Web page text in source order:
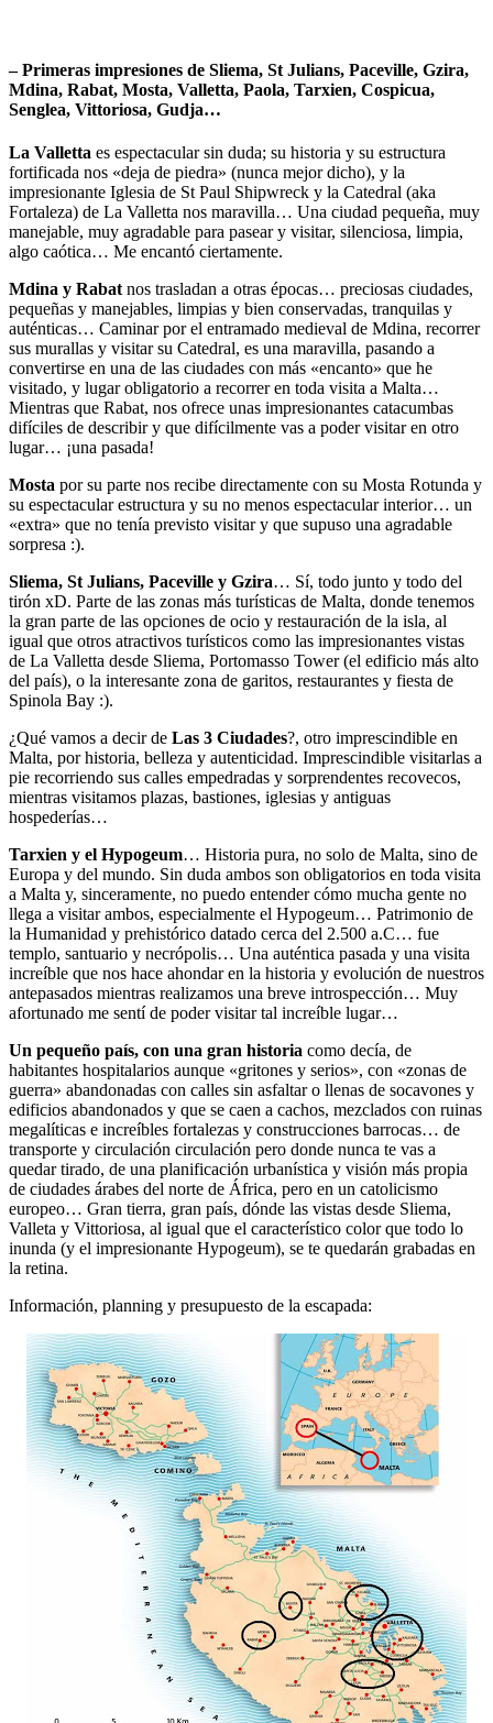
– Primeras impresiones de Sliema, St Julians, Paceville, Gzira,
Mdina, Rabat, Mosta, Valletta, Paola, Tarxien, Cospicua,
Senglea, Vittoriosa, Gudja…
La Valletta es espectacular sin duda; su historia y su estructura
fortificada nos «deja de piedra» (nunca mejor dicho), y la
impresionante Iglesia de St Paul Shipwreck y la Catedral (aka
Fortaleza) de La Valletta nos maravilla… Una ciudad pequeña, muy
manejable, muy agradable para pasear y visitar, silenciosa, limpia,
algo caótica… Me encantó ciertamente.
Mdina y Rabat nos trasladan a otras épocas… preciosas ciudades,
pequeñas y manejables, limpias y bien conservadas, tranquilas y
auténticas… Caminar por el entramado medieval de Mdina, recorrer
sus murallas y visitar su Catedral, es una maravilla, pasando a
convertirse en una de las ciudades con más «encanto» que he
visitado, y lugar obligatorio a recorrer en toda visita a Malta…
Mientras que Rabat, nos ofrece unas impresionantes catacumbas
difíciles de describir y que difícilmente vas a poder visitar en otro
lugar… ¡una pasada!
Mosta por su parte nos recibe directamente con su Mosta Rotunda y
su espectacular estructura y su no menos espectacular interior… un
«extra» que no tenía previsto visitar y que supuso una agradable
sorpresa :).
Sliema, St Julians, Paceville y Gzira… Sí, todo junto y todo del
tirón xD. Parte de las zonas más turísticas de Malta, donde tenemos
la gran parte de las opciones de ocio y restauración de la isla, al
igual que otros atractivos turísticos como las impresionantes vistas
de La Valletta desde Sliema, Portomasso Tower (el edificio más alto
del país), o la interesante zona de garitos, restaurantes y fiesta de
Spinola Bay :).
¿Qué vamos a decir de Las 3 Ciudades?, otro imprescindible en
Malta, por historia, belleza y autenticidad. Imprescindible visitarlas a
pie recorriendo sus calles empedradas y sorprendentes recovecos,
mientras visitamos plazas, bastiones, iglesias y antiguas
hospederías…
Tarxien y el Hypogeum… Historia pura, no solo de Malta, sino de
Europa y del mundo. Sin duda ambos son obligatorios en toda visita
a Malta y, sinceramente, no puedo entender cómo mucha gente no
llega a visitar ambos, especialmente el Hypogeum… Patrimonio de
la Humanidad y prehistórico datado cerca del 2.500 a.C… fue
templo, santuario y necrópolis… Una auténtica pasada y una visita
increíble que nos hace ahondar en la historia y evolución de nuestros
antepasados mientras realizamos una breve introspección… Muy
afortunado me sentí de poder visitar tal increíble lugar…
Un pequeño país, con una gran historia como decía, de
habitantes hospitalarios aunque «gritones y serios», con «zonas de
guerra» abandonadas con calles sin asfaltar o llenas de socavones y
edificios abandonados y que se caen a cachos, mezclados con ruinas
megalíticas e increíbles fortalezas y construcciones barrocas… de
transporte y circulación circulación pero donde nunca te vas a
quedar tirado, de una planificación urbanística y visión más propia
de ciudades árabes del norte de África, pero en un catolicismo
europeo… Gran tierra, gran país, dónde las vistas desde Sliema,
Valleta y Vittoriosa, al igual que el característico color que todo lo
inunda (y el impresionante Hypogeum), se te quedarán grabadas en
la retina.
Información, planning y presupuesto de la escapada: